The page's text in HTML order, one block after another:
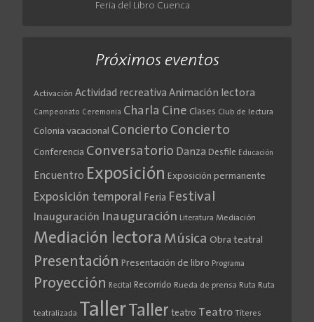
Feria del Libro Cuenca
Próximos eventos
Activación Actividad recreativa Animación lectora
Campeonato Ceremonia Charla Cine Clases Club de lectura
Colonia vacacional Concierto Concierto
Conferencia Conversatorio Danza Desfile Educación
Encuentro Exposición Exposición permanente
Exposición temporal Feria Festival
Inauguración Inauguración Literatura Mediación
Mediación lectora Música Obra teatral
Presentación Presentación de libro Programa
Proyección Recital Recorrido Rueda de prensa Ruta Ruta
teatralizada TallerTaller teatro Teatro Títeres